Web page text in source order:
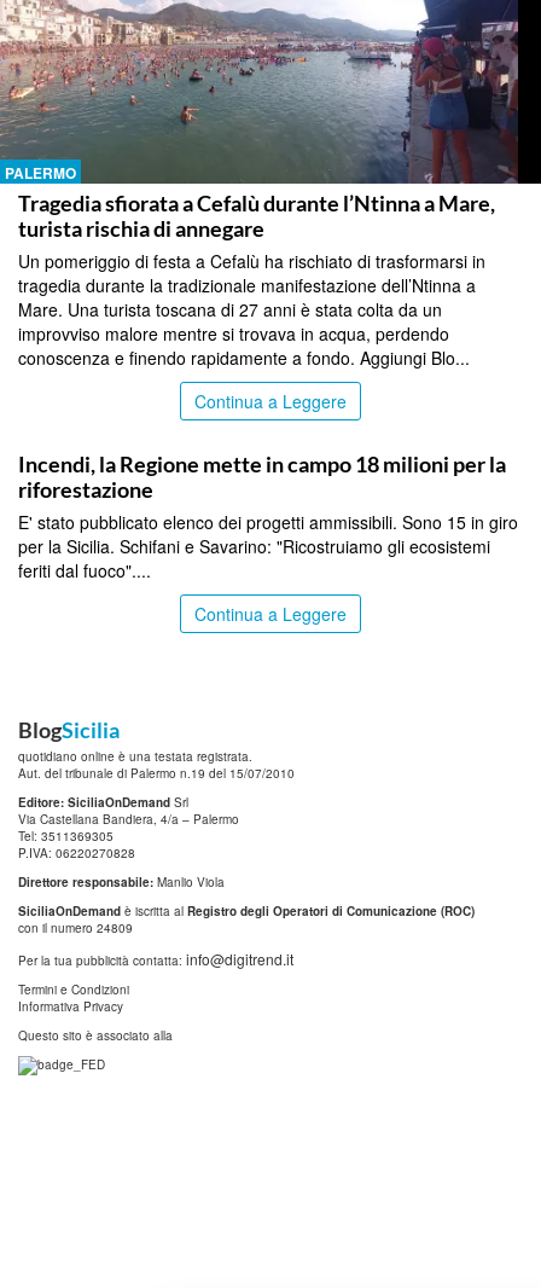
PALERMO
Tragedia sfiorata a Cefalù durante l’Ntinna a Mare,
turista rischia di annegare
Un pomeriggio di festa a Cefalù ha rischiato di trasformarsi in
tragedia durante la tradizionale manifestazione dell’Ntinna a
Mare. Una turista toscana di 27 anni è stata colta da un
improvviso malore mentre si trovava in acqua, perdendo
conoscenza e finendo rapidamente a fondo. Aggiungi Blo...
Continua a Leggere
Incendi, la Regione mette in campo 18 milioni per la
riforestazione
E' stato pubblicato elenco dei progetti ammissibili. Sono 15 in giro
per la Sicilia. Schifani e Savarino: "Ricostruiamo gli ecosistemi
feriti dal fuoco"....
Continua a Leggere
BlogSicilia
quotidiano online è una testata registrata.
Aut. del tribunale di Palermo n.19 del 15/07/2010
Editore: SiciliaOnDemand Srl
Via Castellana Bandiera, 4/a – Palermo
Tel: 3511369305
P.IVA: 06220270828
Direttore responsabile: Manlio Viola
SiciliaOnDemand è iscritta al Registro degli Operatori di Comunicazione (ROC)
con il numero 24809
Per la tua pubblicità contatta: info@digitrend.it
Termini e Condizioni
Informativa Privacy
Questo sito è associato alla